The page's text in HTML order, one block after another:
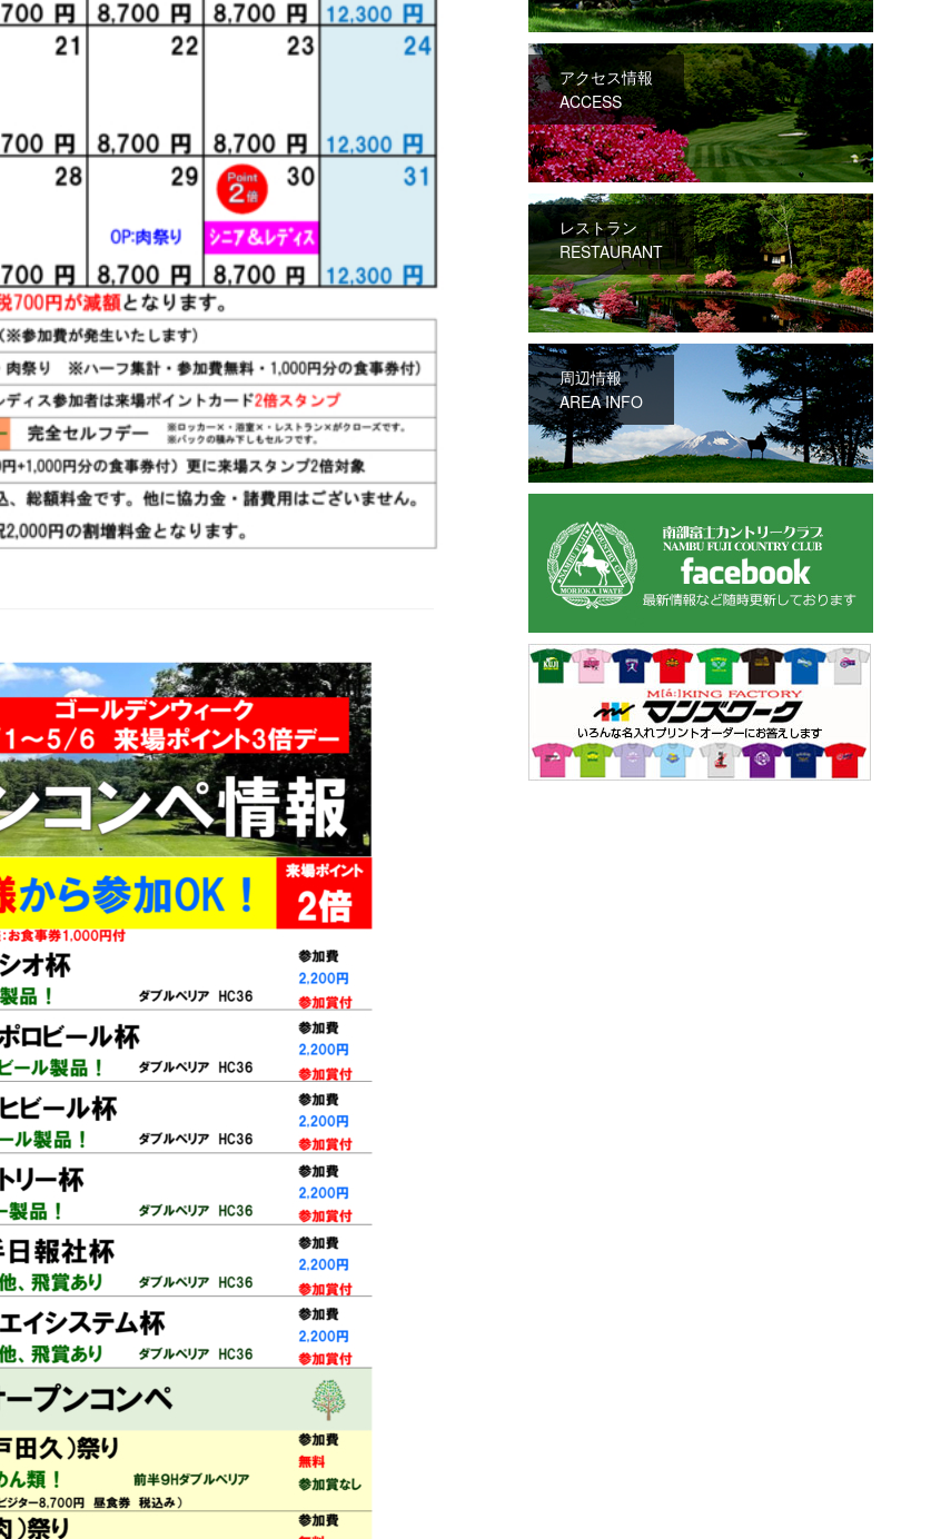
アクセス情報
ACCESS
レストラン
RESTAURANT
周辺情報
AREA INFO